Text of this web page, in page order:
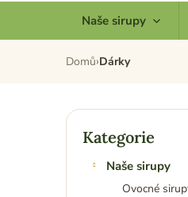
Naše sirupy
Domů Dárky
P
Přeskočit
kategorie
Kategorie
Naše sirupy
Ovocné